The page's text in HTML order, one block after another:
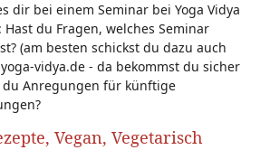
dir bei einem Seminar bei Yoga Vidya
Hast du Fragen, welches Seminar
(am besten schickst du dazu auch
vidya.de - da bekommst du sicher
du Anregungen für künftige
Vegan, Vegetarisch